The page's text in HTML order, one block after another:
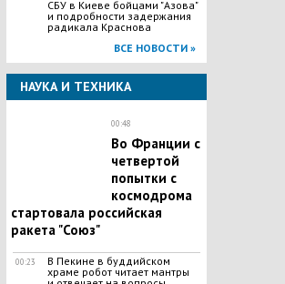
СБУ в Киеве бойцами "Азова"
и подробности задержания
радикала Краснова
ВСЕ НОВОСТИ »
НАУКА И ТЕХНИКА
00:48
Во Франции с
четвертой
попытки с
космодрома
стартовала российская
ракета "Союз"
00:23
В Пекине в буддийском
храме робот читает мантры